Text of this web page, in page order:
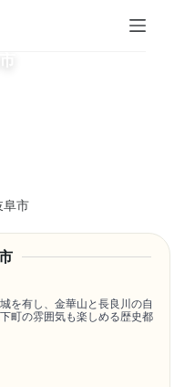
阜市
を有し、金華山と長良川の自
町の雰囲気も楽しめる歴史都